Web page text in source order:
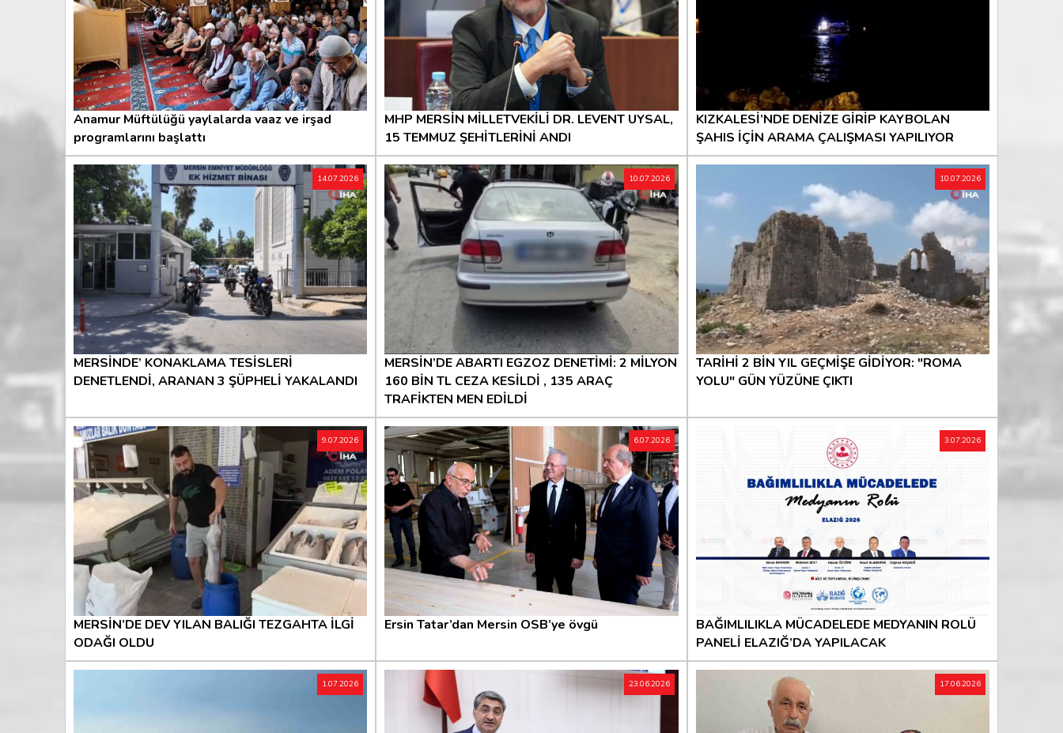
Anamur Müftülüğü yaylalarda vaaz ve irşad
programlarını başlattı
MHP MERSİN MİLLETVEKİLİ DR. LEVENT UYSAL,
15 TEMMUZ ŞEHİTLERİNİ ANDI
KIZKALESİ’NDE DENİZE GİRİP KAYBOLAN
ŞAHIS İÇİN ARAMA ÇALIŞMASI YAPILIYOR
14.07.2026
MERSİNDE’ KONAKLAMA TESİSLERİ
DENETLENDİ, ARANAN 3 ŞÜPHELİ YAKALANDI
10.07.2026
MERSİN’DE ABARTI EGZOZ DENETİMİ: 2 MİLYON
160 BİN TL CEZA KESİLDİ , 135 ARAÇ
TRAFİKTEN MEN EDİLDİ
10.07.2026
TARİHİ 2 BİN YIL GEÇMİŞE GİDİYOR: "ROMA
YOLU" GÜN YÜZÜNE ÇIKTI
9.07.2026
MERSİN’DE DEV YILAN BALIĞI TEZGAHTA İLGİ
ODAĞI OLDU
6.07.2026
Ersin Tatar’dan Mersin OSB’ye övgü
3.07.2026
BAĞIMLILIKLA MÜCADELEDE MEDYANIN ROLÜ
PANELİ ELAZIĞ’DA YAPILACAK
1.07.2026 23.06.2026 17.06.2026